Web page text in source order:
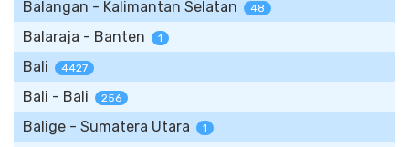
Balangan - Kalimantan Selatan 48
Balaraja - Banten 1
Bali 4427
Bali - Bali 256
Balige - Sumatera Utara 1